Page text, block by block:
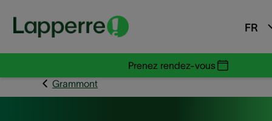
FR
Prenez rendez-vous
Grammont